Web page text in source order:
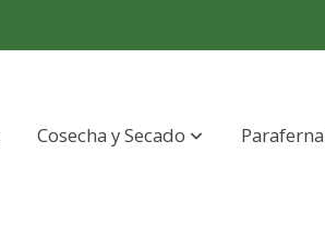
Cosecha y Secado